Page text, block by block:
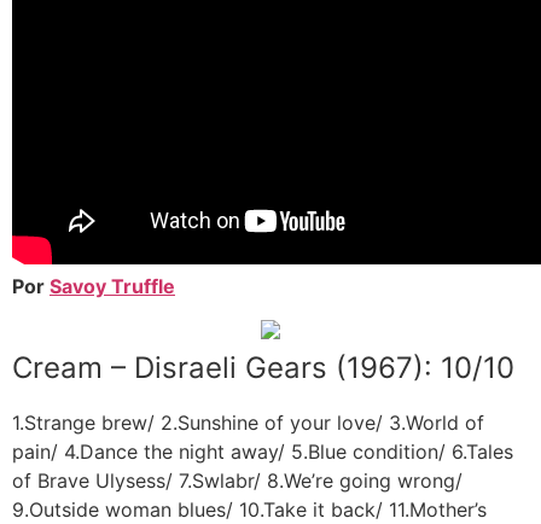
Por Savoy Truffle
Cream – Disraeli Gears (1967): 10/10
1.Strange brew/ 2.Sunshine of your love/ 3.World of
pain/ 4.Dance the night away/ 5.Blue condition/ 6.Tales
of Brave Ulysess/ 7.Swlabr/ 8.We’re going wrong/
9.Outside woman blues/ 10.Take it back/ 11.Mother’s